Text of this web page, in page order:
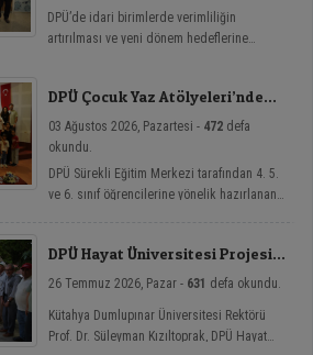
DPÜ’de idari birimlerde verimliliğin
artırılması ve yeni dönem hedeflerine
DPÜ Çocuk Yaz Atölyeleri’nde
03 Ağustos 2026, Pazartesi - 472 defa
okundu.
DPÜ Sürekli Eğitim Merkezi tarafından 4. 5.
ve 6. sınıf öğrencilerine yönelik hazırlanan
değerlendirmelerini amaçlayan DPÜ Çocuk
Yaz Atölyeleri programı, düzenlenen açılış
DPÜ Hayat Üniversitesi Projesi
26 Temmuz 2026, Pazar - 631 defa okundu.
Kütahya Dumlupınar Üniversitesi Rektörü
Prof. Dr. Süleyman Kızıltoprak, DPÜ Hayat